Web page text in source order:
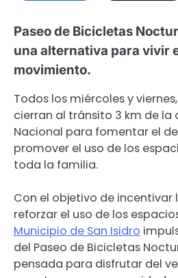
Paseo de Bicicletas
una alternativa para vivir
movimiento.
Todos los miércoles y
cierran al tránsito 3 km de la
Nacional para fomentar el
promover el uso de los
toda la familia.
Con el objetivo de
reforzar el uso de los
Municipio de San Isidro
del Paseo de Bicicletas
pensada para disfrutar del